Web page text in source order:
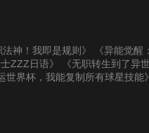
法神！我即是规则》 《异能觉醒
ZZZ日语》 《无职转生到了异
世界杯，我能复制所有球星技能》